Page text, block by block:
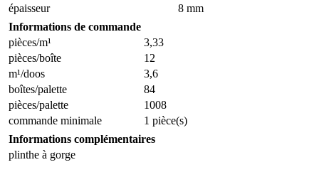
épaisseur
8 mm
Informations de commande
pièces/m¹
3,33
pièces/boîte
12
m¹/doos
3,6
boîtes/palette
84
pièces/palette
1008
commande minimale
1 pièce(s)
Informations complémentaires
plinthe à gorge